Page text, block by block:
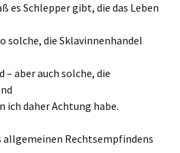
es Schlepper gibt, die das Leben
solche, die Sklavinnenhandel
– aber auch solche, die
ich daher Achtung habe.
allgemeinen Rechtsempfindens